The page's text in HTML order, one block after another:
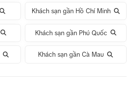
Khách sạn gần Hồ Chí Minh
Khách sạn gần Phú Quốc
Khách sạn gần Cà Mau